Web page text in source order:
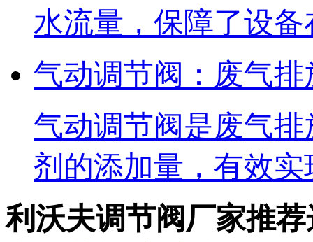
水流量，保障了设
气动调节阀：废气排
气动调节阀是废气
剂的添加量，有效
利沃夫调节阀厂家推